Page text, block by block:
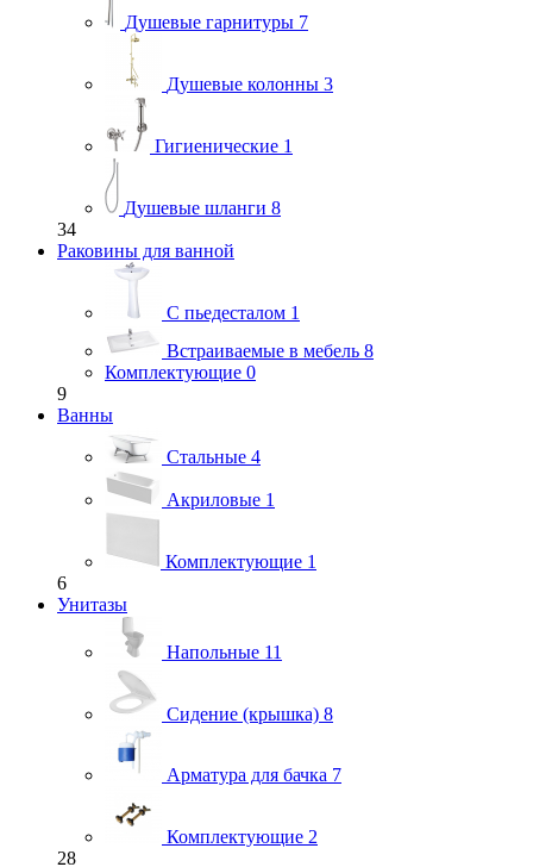
Душевые гарнитуры 7
Душевые колонны 3
Гигиенические 1
Душевые шланги 8
34
Раковины для ванной
С пьедесталом 1
Встраиваемые в мебель 8
Комплектующие 0
9
Ванны
Стальные 4
Акриловые 1
Комплектующие 1
6
Унитазы
Напольные 11
Сидение (крышка) 8
Арматура для бачка 7
Комплектующие 2
28